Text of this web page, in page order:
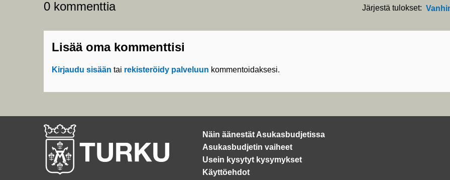
0 kommenttia Järjestä tulokset:
Lisää oma kommenttisi
Kirjaudu sisään tai rekisteröidy palveluun kommentoidaksesi.
Näin äänestät Asukasbudjetissa
Asukasbudjetin vaiheet
Usein kysytyt kysymykset
Käyttöehdot